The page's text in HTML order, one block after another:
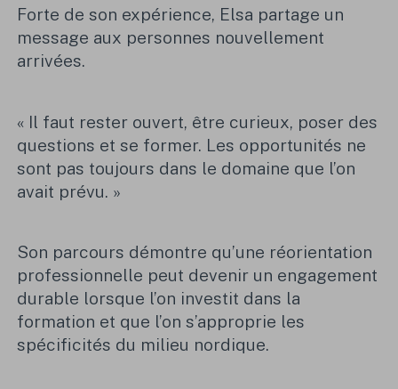
Forte de son expérience, Elsa partage un
message aux personnes nouvellement
arrivées.
« Il faut rester ouvert, être curieux, poser des
questions et se former. Les opportunités ne
sont pas toujours dans le domaine que l’on
avait prévu. »
Son parcours démontre qu’une réorientation
professionnelle peut devenir un engagement
durable lorsque l’on investit dans la
formation et que l’on s’approprie les
spécificités du milieu nordique.